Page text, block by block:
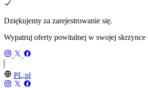
Dziękujemy za zarejestrowanie się.
Wypatruj oferty powitalnej w swojej skrzynce
PL,pl